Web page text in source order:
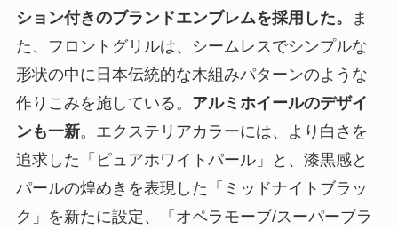
ション付きのブランドエンブレムを採用した。
ま
た、フロントグリルは、シームレスでシンプルな
形状の中に日本伝統的な木組みパターンのような
作りこみを施している。 アルミホイールのデザイ
ンも一新。エクステリアカラーには、より白さを
追求した「ピュアホワイトパール」と、漆黒感と
パールの煌めきを表現した「ミッドナイトブラッ
ク」を新たに設定、「オペラモーブ/スーパーブラ